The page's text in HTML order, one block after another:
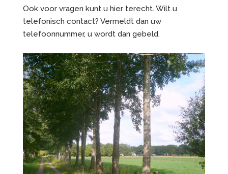
Ook voor vragen kunt u hier terecht. Wilt u
telefonisch contact? Vermeldt dan uw
telefoonnummer, u wordt dan gebeld.